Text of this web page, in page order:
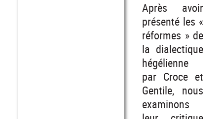
Après avoir
présenté les «
réformes » de
la dialectique
hégélienne
par Croce et
Gentile, nous
examinons